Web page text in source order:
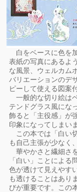
白をベースに色を
表紙の写真にあるよ
な風景、ウェルカム
バリエーションのデ
ピーして使える図案
一般的な切り絵は
テンドグラス風にな
飾ると「主役感」が
印象になってしまい
この本では「白い
も自己主張が少なく
華やかさと繊細さ
「白い」ことによ
色が透けて見えやす
も透けることはあり
びが重要です。この